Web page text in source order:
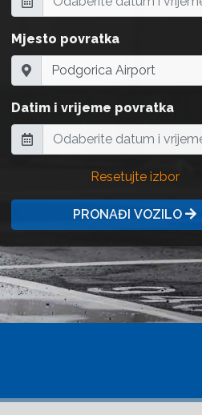
Mjesto povratka
Datim i vrijeme povratka
Resetujte izbor
PRONAĐI VOZILO